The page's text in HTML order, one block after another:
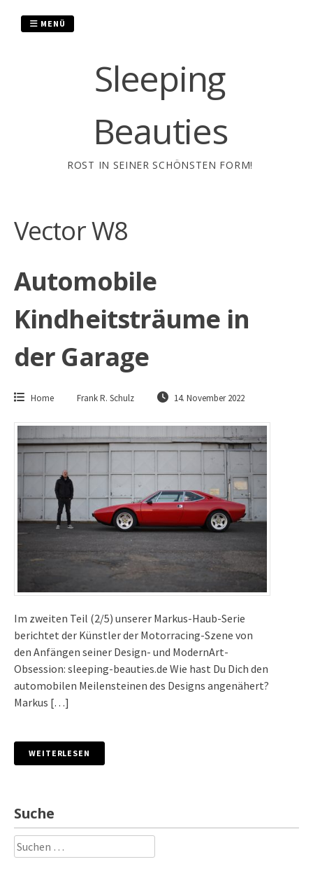
Sleeping
Beauties
ROST IN SEINER SCHÖNSTEN FORM!
MENÜ
Vector W8
Automobile
Kindheitsträume in
der Garage
Home Frank R. Schulz 14. November 2022
Im zweiten Teil (2/5) unserer Markus-Haub-Serie
berichtet der Künstler der Motorracing-Szene von
den Anfängen seiner Design- und ModernArt-
Obsession: sleeping-beauties.de Wie hast Du Dich den
automobilen Meilensteinen des Designs angenähert?
Markus […]
WEITERLESEN
Suche
Suchen
nach: